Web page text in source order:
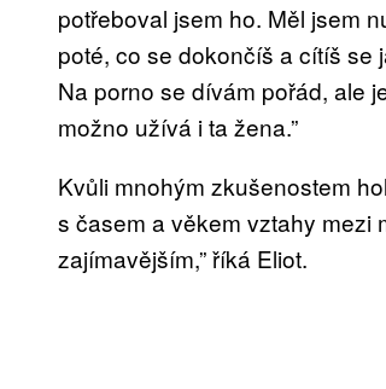
potřeboval jsem ho. Měl jsem
poté, co se dokončíš a cítíš se
Na porno se dívám pořád, ale
možno užívá i ta žena.”
Kvůli mnohým zkušenostem
s časem a věkem vztahy mezi
zajímavějším,” říká Eliot.